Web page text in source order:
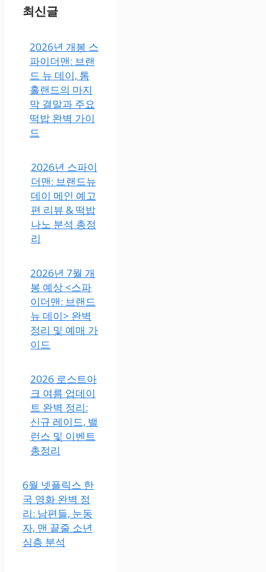
최신글
2026년 개봉 스
파이더맨: 브랜
드 뉴 데이, 톰
홀랜드의 마지
막 결말과 주요
떡밥 완벽 가이
드
2026년 스파이
더맨: 브랜드뉴
데이 메인 예고
편 리뷰 & 떡밥
나노 분석 총정
리
2026년 7월 개
봉 예상 <스파
이더맨: 브랜드
뉴 데이> 완벽
정리 및 예매 가
이드
2026 로스트아
크 여름 업데이
트 완벽 정리:
신규 레이드, 밸
런스 및 이벤트
총정리
6월 넷플릭스 한
국 영화 완벽 정
리: 남편들, 눈동
자, 맨 끝줄 소년
심층 분석